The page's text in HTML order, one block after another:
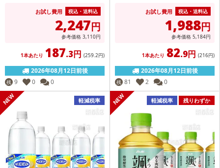
お試し費用 税込・送料込
2,247円
参考価格 3,110円
1本あたり 187.3円 (259.2円)
2026年08月12日前後
残 9 0 0
お試し費用 税込・送料込
1,988円
参考価格 5,184円
1本あたり 82.9円 (216円)
2026年08月12日前後
残 81 2 0
軽減税率 軽減税率 残りわずか